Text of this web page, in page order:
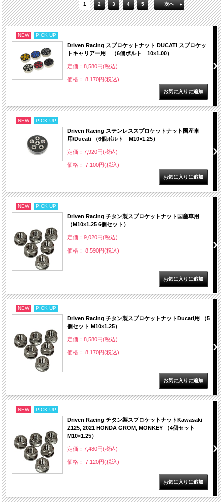
1 2 3 4 5 次へ
NEW PICK UP
Driven Racing スプロケットナット DUCATI スプロケッ
トキャリアー用 （6個ボルト 10×1.00）
定価：8,580円(税込)
価格： 8,170円(税込)
NEW PICK UP
Driven Racing ステンレススプロケットナット国産車
用/Ducati （6個ボルト M10×1.25）
定価：7,920円(税込)
価格： 7,100円(税込)
NEW PICK UP
Driven Racing チタン製スプロケットナット国産車用
（M10×1.25 6個セット）
定価：9,020円(税込)
価格： 8,590円(税込)
NEW PICK UP
Driven Racing チタン製スプロケットナットDucati用 （5
個セット M10×1.25）
定価：8,580円(税込)
価格： 8,170円(税込)
NEW PICK UP
Driven Racing チタン製スプロケットナットKawasaki
Z125, 2021 HONDA GROM, MONKEY （4個セット
M10×1.25）
定価：7,480円(税込)
価格： 7,120円(税込)